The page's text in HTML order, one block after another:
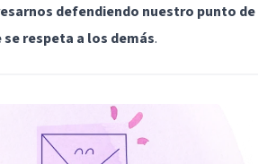
defendiendo nuestro punto de
respeta a los demás.